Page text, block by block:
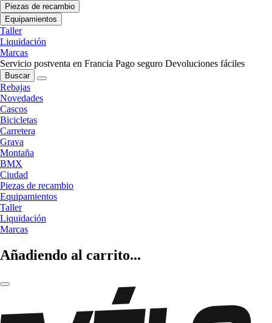
Piezas de recambio
Equipamientos
Taller
Liquidación
Marcas
Servicio postventa en Francia Pago seguro Devoluciones fáciles
Buscar
Rebajas
Novedades
Cascos
Bicicletas
Carretera
Grava
Montaña
BMX
Ciudad
Piezas de recambio
Equipamientos
Taller
Liquidación
Marcas
Añadiendo al carrito...